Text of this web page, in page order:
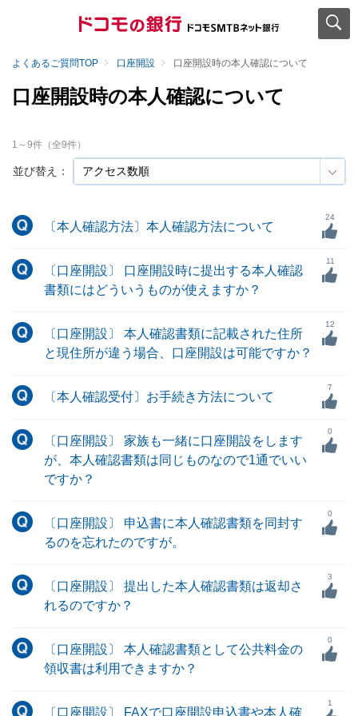
よくあるご質問TOP 口座開設 口座開設時の本人確認について
口座開設時の本人確認について
並び替え：
1 ～9件（全9件）
〔本人確認方法〕本人確認方法について
24
〔口座開設〕 口座開設時に提出する本人確認
書類にはどういうものが使えますか？
11
〔口座開設〕 本人確認書類に記載された住所
と現住所が違う場合、口座開設は可能ですか？
12
〔本人確認受付〕お手続き方法について
7
〔口座開設〕 家族も一緒に口座開設をします
が、本人確認書類は同じものなので1通でいい
ですか？
0
〔口座開設〕 申込書に本人確認書類を同封す
るのを忘れたのですが。
0
〔口座開設〕 提出した本人確認書類は返却さ
れるのですか？
3
〔口座開設〕 本人確認書類として公共料金の
領収書は利用できますか？
0
〔口座開設〕 FAXで口座開設申込書や本人確
1